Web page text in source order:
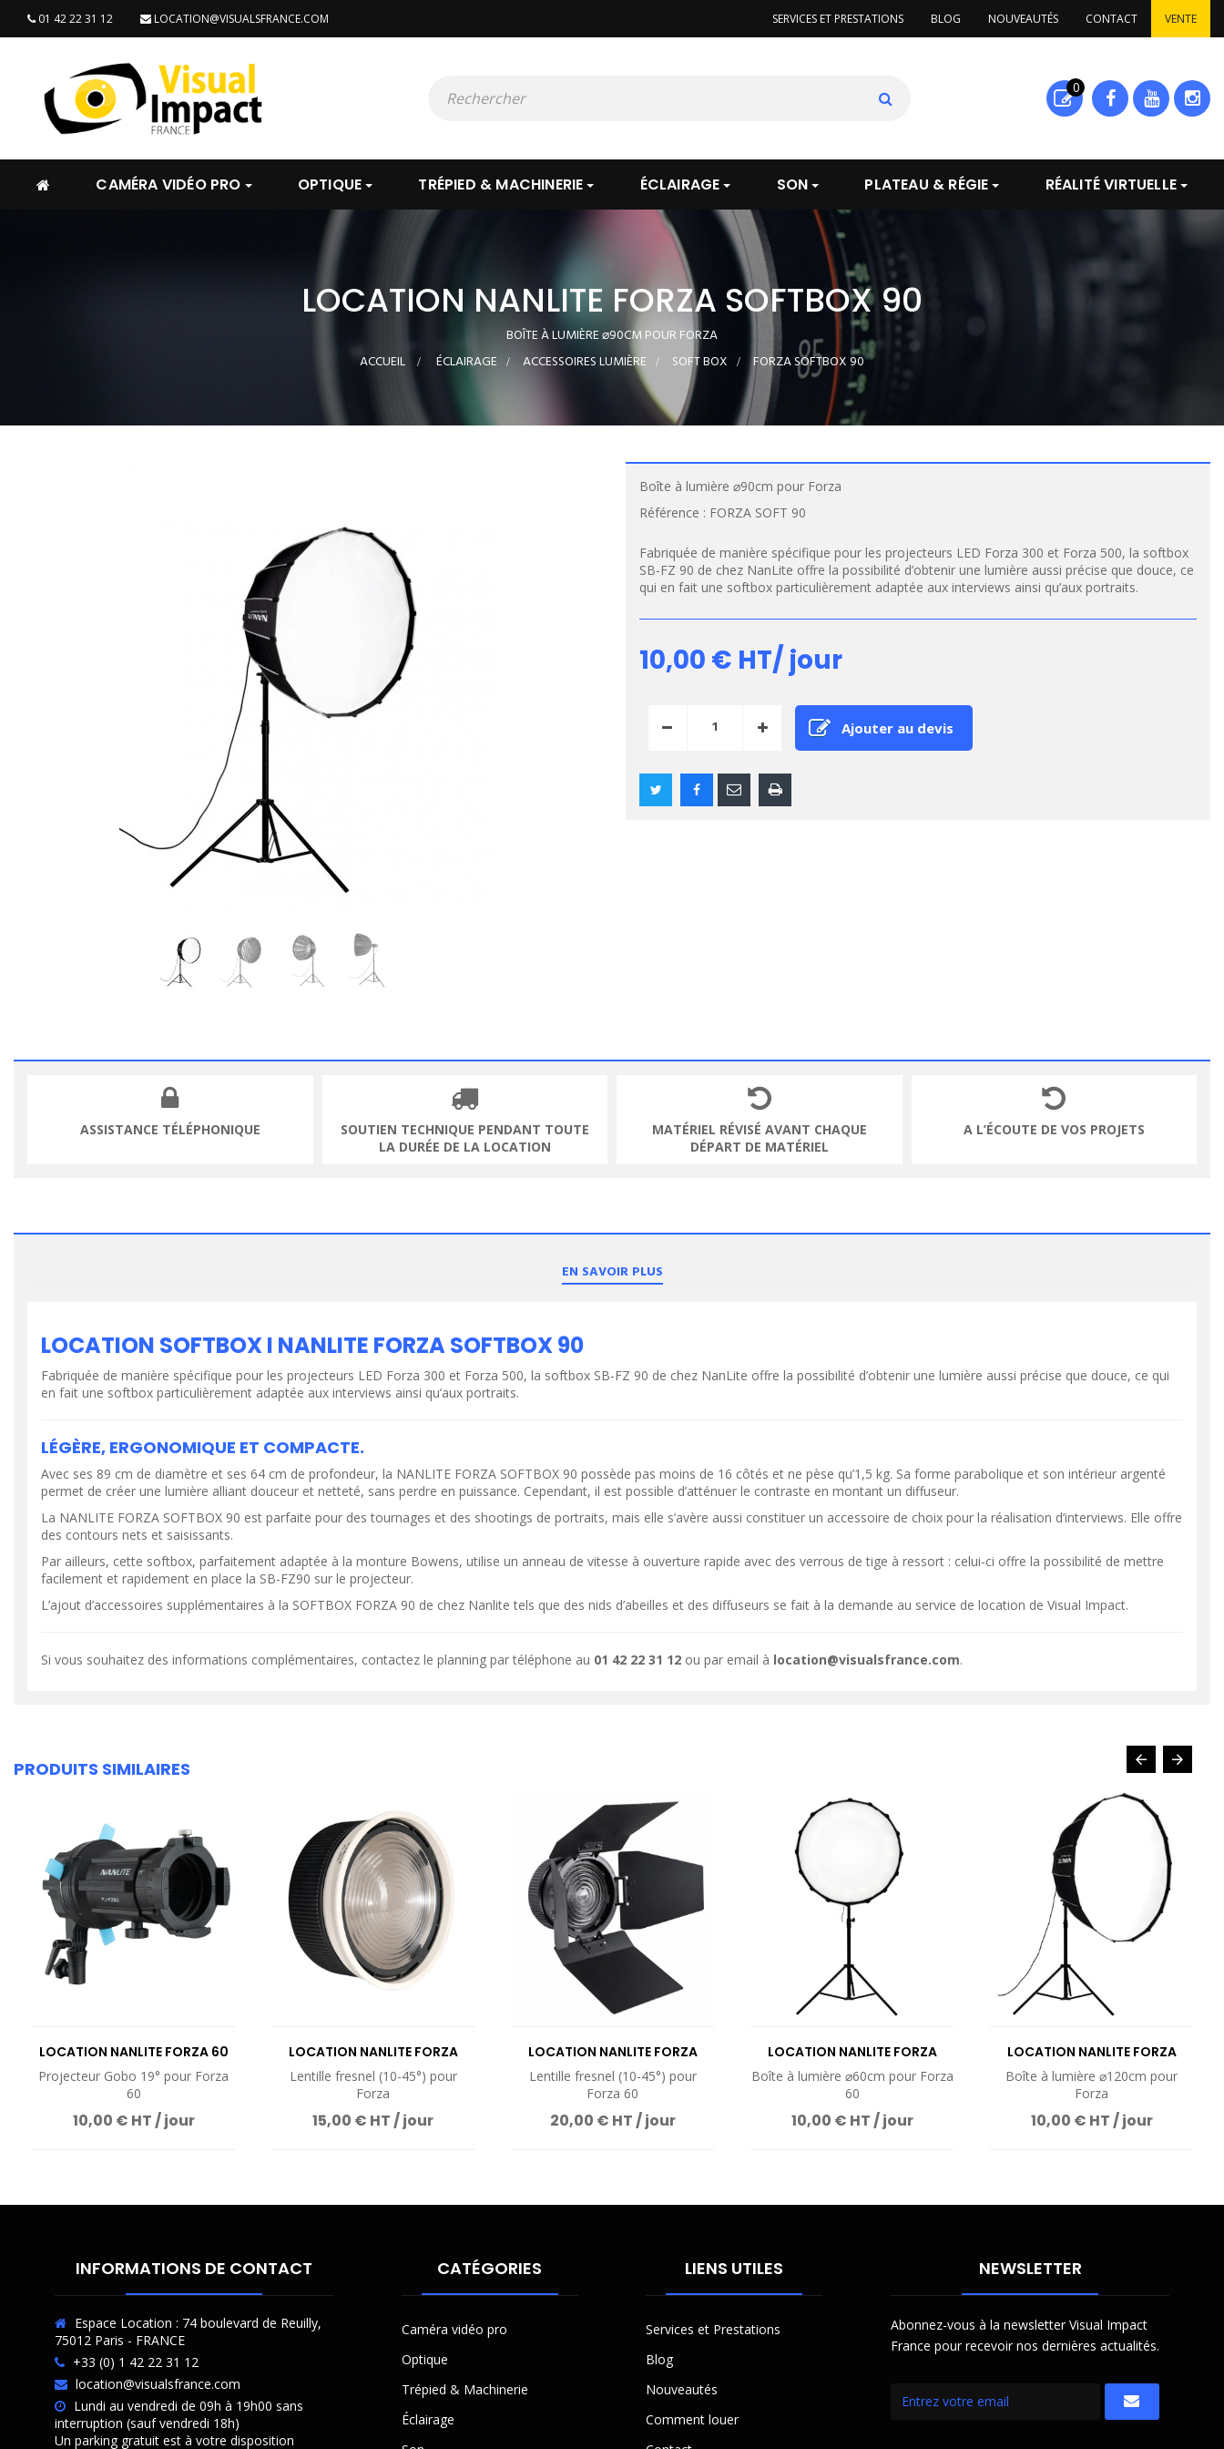
01 42 22 31 12 LOCATION@VISUALSFRANCE.COM SERVICES ET PRESTATIONS BLOG NOUVEAUTÉS CONTACT VENTE
0
CAMÉRA VIDÉO PRO OPTIQUE TRÉPIED & MACHINERIE ÉCLAIRAGE SON PLATEAU & RÉGIE RÉALITÉ VIRTUELLE
LOCATION NANLITE FORZA SOFTBOX 90
BOÎTE À LUMIÈRE ⌀90CM POUR FORZA
ACCUEIL > ÉCLAIRAGE > ACCESSOIRES LUMIÈRE > SOFT BOX > FORZA SOFTBOX 90
Boîte à lumière ⌀90cm pour Forza
Référence : FORZA SOFT 90
Fabriquée de manière spécifique pour les projecteurs LED Forza 300 et Forza 500, la softbox
SB-FZ 90 de chez NanLite offre la possibilité d’obtenir une lumière aussi précise que douce, ce
qui en fait une softbox particulièrement adaptée aux interviews ainsi qu’aux portraits.
10,00 € HT/ jour
Ajouter au devis
ASSISTANCE TÉLÉPHONIQUE
SOUTIEN TECHNIQUE PENDANT TOUTE
LA DURÉE DE LA LOCATION
MATÉRIEL RÉVISÉ AVANT CHAQUE
DÉPART DE MATÉRIEL
A L’ÉCOUTE DE VOS PROJETS
EN SAVOIR PLUS
LOCATION SOFTBOX I NANLITE FORZA SOFTBOX 90
Fabriquée de manière spécifique pour les projecteurs LED Forza 300 et Forza 500, la softbox SB-FZ 90 de chez NanLite offre la possibilité d’obtenir une lumière aussi précise que douce, ce qui
en fait une softbox particulièrement adaptée aux interviews ainsi qu’aux portraits.
LÉGÈRE, ERGONOMIQUE ET COMPACTE.
Avec ses 89 cm de diamètre et ses 64 cm de profondeur, la NANLITE FORZA SOFTBOX 90 possède pas moins de 16 côtés et ne pèse qu’1,5 kg. Sa forme parabolique et son intérieur argenté
permet de créer une lumière alliant douceur et netteté, sans perdre en puissance. Cependant, il est possible d’atténuer le contraste en montant un diffuseur.
La NANLITE FORZA SOFTBOX 90 est parfaite pour des tournages et des shootings de portraits, mais elle s’avère aussi constituer un accessoire de choix pour la réalisation d’interviews. Elle offre
des contours nets et saisissants.
Par ailleurs, cette softbox, parfaitement adaptée à la monture Bowens, utilise un anneau de vitesse à ouverture rapide avec des verrous de tige à ressort : celui-ci offre la possibilité de mettre
facilement et rapidement en place la SB-FZ90 sur le projecteur.
L’ajout d’accessoires supplémentaires à la SOFTBOX FORZA 90 de chez Nanlite tels que des nids d’abeilles et des diffuseurs se fait à la demande au service de location de Visual Impact.
Si vous souhaitez des informations complémentaires, contactez le planning par téléphone au 01 42 22 31 12 ou par email à location@visualsfrance.com.
PRODUITS SIMILAIRES
VOIR LE PRODUIT
LOCATION NANLITE FORZA 60
Projecteur Gobo 19° pour Forza
60
10,00 € HT / jour
VOIR LE PRODUIT
LOCATION NANLITE FORZA
Lentille fresnel (10-45°) pour
Forza
15,00 € HT / jour
VOIR LE PRODUIT
LOCATION NANLITE FORZA
Lentille fresnel (10-45°) pour
Forza 60
20,00 € HT / jour
VOIR LE PRODUIT
LOCATION NANLITE FORZA
Boîte à lumière ⌀60cm pour Forza
60
10,00 € HT / jour
VOIR LE PRODUIT
LOCATION NANLITE FORZA
Boîte à lumière ⌀120cm pour
Forza
10,00 € HT / jour
INFORMATIONS DE CONTACT
Espace Location : 74 boulevard de Reuilly,
75012 Paris - FRANCE
+33 (0) 1 42 22 31 12
location@visualsfrance.com
Lundi au vendredi de 09h à 19h00 sans
interruption (sauf vendredi 18h)
Un parking gratuit est à votre disposition
CATÉGORIES
Caméra vidéo pro
Optique
Trépied & Machinerie
Éclairage
LIENS UTILES
Services et Prestations
Blog
Nouveautés
Comment louer
NEWSLETTER
Abonnez-vous à la newsletter Visual Impact
France pour recevoir nos dernières actualités.